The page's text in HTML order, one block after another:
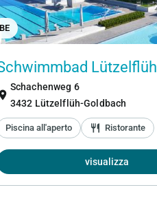
BE
Lützelflüh
Schachenweg 6
3432 Lützelflüh-Goldbach
Piscina all'aperto restaurant Ristorante
visualizza